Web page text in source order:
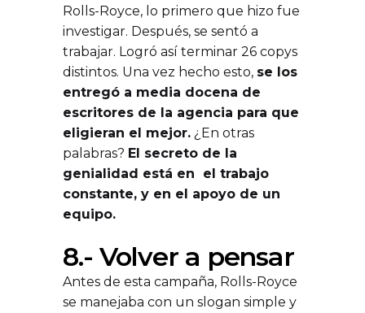
Rolls-Royce, lo primero que hizo fue
investigar. Después, se sentó a
trabajar. Logró así terminar 26 copys
distintos. Una vez hecho esto, se los
entregó a media docena de
escritores de la agencia para que
eligieran el mejor. ¿En otras
palabras? El secreto de la
genialidad está en el trabajo
constante, y en el apoyo de un
equipo.
8.- Volver a pensar
Antes de esta campaña, Rolls-Royce
se manejaba con un slogan simple y